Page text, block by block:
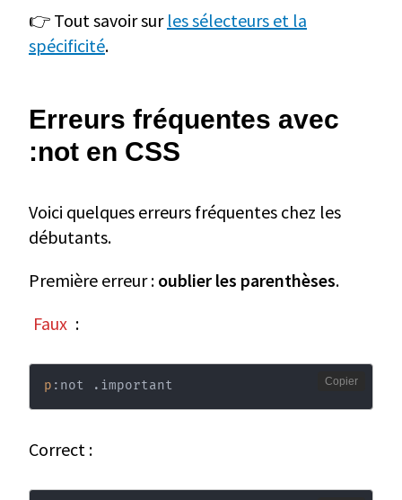
👉 Tout savoir sur les sélecteurs et la
spécificité.
Erreurs fréquentes avec
:not en CSS
Voici quelques erreurs fréquentes chez les
débutants.
Première erreur : oublier les parenthèses.
Faux :
p : not .important Copier
Correct :